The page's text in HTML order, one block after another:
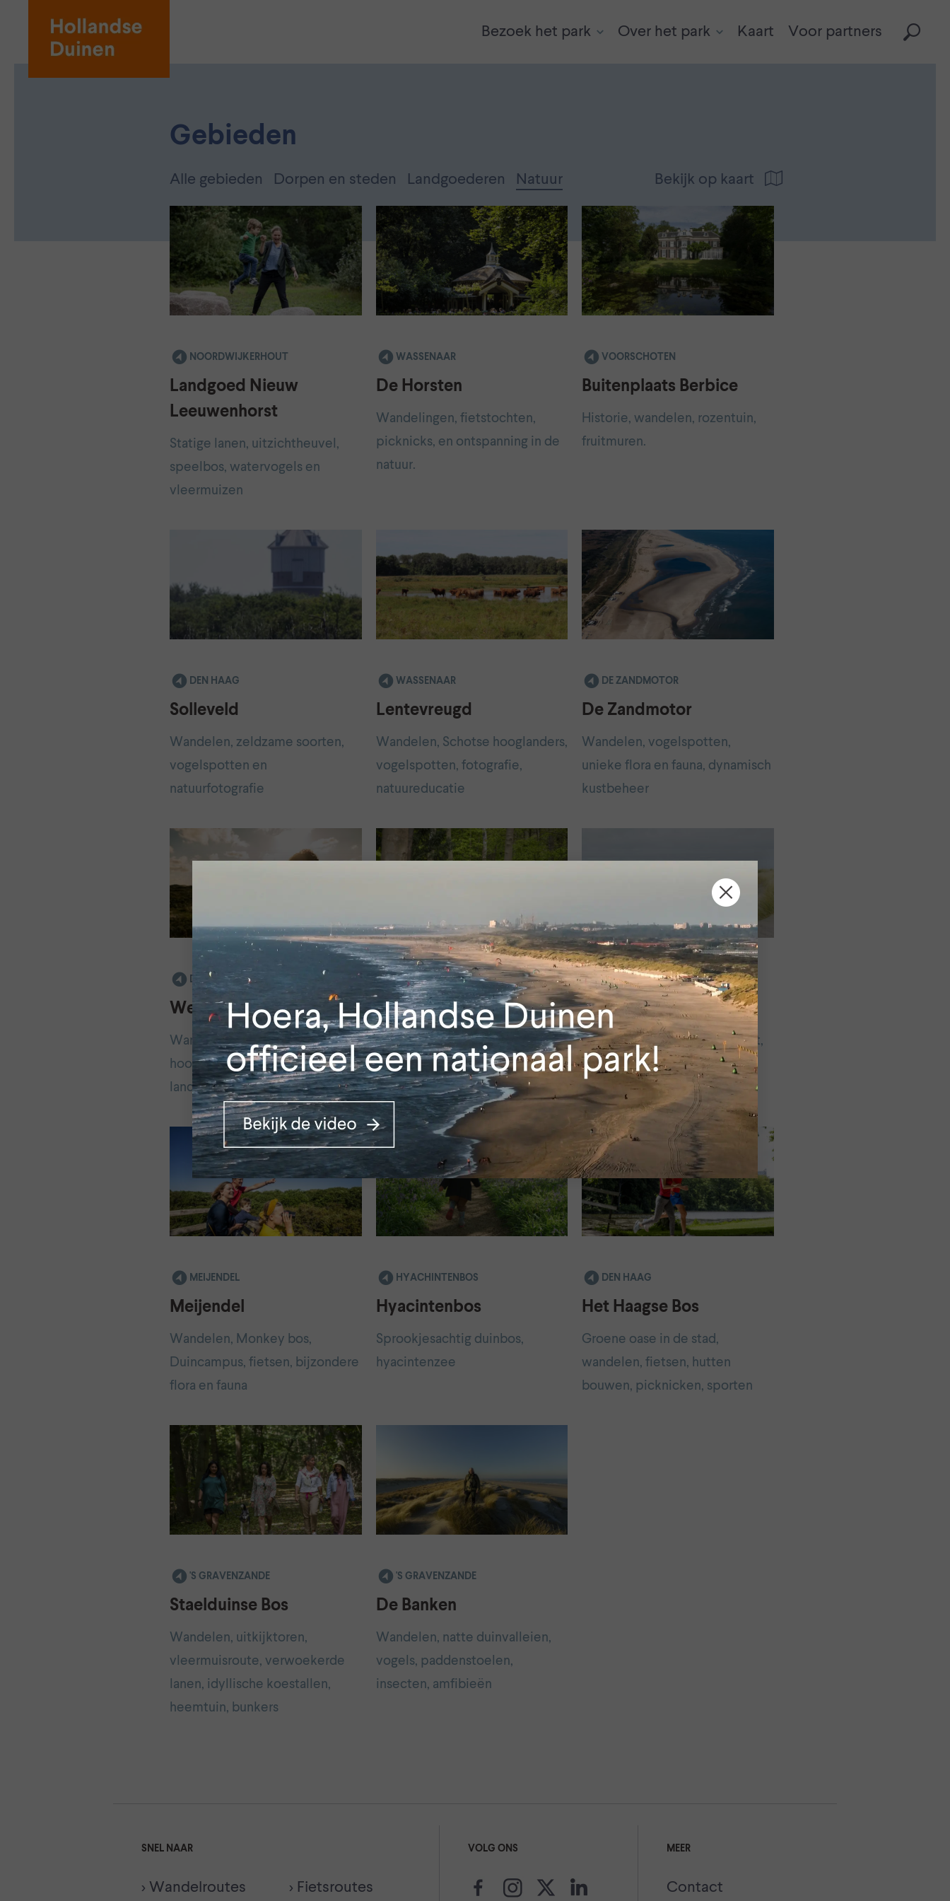
Bezoek het park Over het park Kaart Voor partners
Gebieden
Alle gebieden Dorpen en steden Landgoederen Natuur Bekijk op kaart
NOORDWIJKERHOUT
Landgoed Nieuw
Leeuwenhorst
Statige lanen, uitzichtheuvel,
speelbos, watervogels en
vleermuizen
WASSENAAR
De Horsten
Wandelingen, fietstochten,
picknicks, en ontspanning in de
natuur.
VOORSCHOTEN
Buitenplaats Berbice
Historie, wandelen, rozentuin,
fruitmuren.
DEN HAAG
Solleveld
Wandelen, zeldzame soorten,
vogelspotten en
natuurfotografie
WASSENAAR
Lentevreugd
Wandelen, Schotse hooglanders,
vogelspotten, fotografie,
natuureducatie
DE ZANDMOTOR
De Zandmotor
Wandelen, vogelspotten,
unieke flora en fauna, dynamisch
kustbeheer
DEN HAAG
Westduinpark
Wandelen, fietsen, Schotse
hooglanders, bunkers, divers
landschap
KATWIJK
Pan van Persijn (Panbos)
Speel- en wandelbos,
Atlantikwall, eendenvijver,
hertenkamp
HOEK VAN HOLLAND
Van Dixhoorndriehoek
Jonge duinen, stuifduinen, rust,
vogelspotten, bijzondere
planten
MEIJENDEL
Meijendel
Wandelen, Monkey bos,
Duincampus, fietsen, bijzondere
flora en fauna
HYACHINTENBOS
Hyacintenbos
Sprookjesachtig duinbos,
hyacintenzee
DEN HAAG
Het Haagse Bos
Groene oase in de stad,
wandelen, fietsen, hutten
bouwen, picknicken, sporten
'S GRAVENZANDE
Staelduinse Bos
Wandelen, uitkijktoren,
vleermuisroute, verwoekerde
lanen, idyllische koestallen,
heemtuin, bunkers
'S GRAVENZANDE
De Banken
Wandelen, natte duinvalleien,
vogels, paddenstoelen,
insecten, amfibieën
SNEL NAAR
> Wandelroutes > Fietsroutes
VOLG ONS MEER
Contact